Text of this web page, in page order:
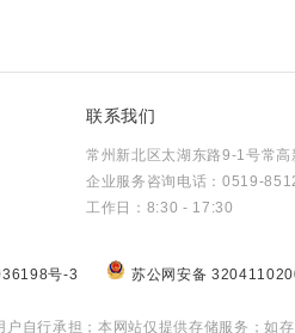
联系我们
常州新北区太湖东路9-1号常
企业服务咨询电话：0519-
工作日：8:30 - 17:30
号-3 苏公网安备
自行承担；本网站仅提供存储服务；如